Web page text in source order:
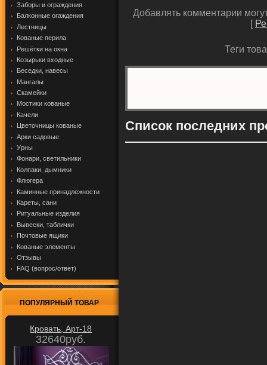
Заборы и ограждения
Балконные огаждения
Лестницы
Кованые перила
Решётки на окна
Козырьки входные
Беседки, навесы
Мангалы
Скамейки
Мостики кованые
Качели
Цветочницы кованые
Арки садовые
Урны
Фонари, светильники
Колпаки, дымники
Флюгера
Каминные принадлежности
Кареты, сани
Ритуальные изделия
Вывески, таблички
Почтовые ящики
Кованые элементы
Отзывы
FAQ (вопрос/ответ)
ПОПУЛЯРНЫЙ ТОВАР
Кровать, Арт-18
32640руб.
Добавлять комментарии
[
Теги
Список последних